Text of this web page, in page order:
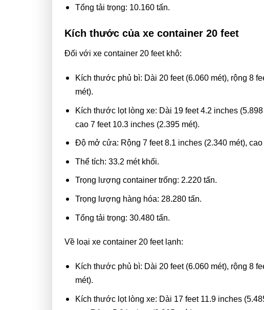
Tổng tải trọng: 10.160 tấn.
Kích thước của xe container 20 feet
Đối với xe container 20 feet khô:
Kích thước phủ bì: Dài 20 feet (6.060 mét), rộng 8
mét).
Kích thước lọt lòng xe: Dài 19 feet 4.2 inches
cao 7 feet 10.3 inches (2.395 mét).
Độ mở cửa: Rộng 7 feet 8.1 inches (2.340 mét),
Thể tích: 33.2 mét khối.
Trọng lượng container trống: 2.220 tấn.
Trọng lượng hàng hóa: 28.280 tấn.
Tổng tải trọng: 30.480 tấn.
Về loại xe container 20 feet lạnh:
Kích thước phủ bì: Dài 20 feet (6.060 mét), rộng 8
mét).
Kích thước lọt lòng xe: Dài 17 feet 11.9 inches